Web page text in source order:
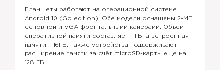
Планшеты работают на операционной системе
Android 10 (Go edition). Обе модели оснащены 2-МП
основной и VGA фронтальными камерами. Объем
оперативной памяти составляет 1 ГБ, а встроенная
памяти – 16ГБ. Также устройства поддерживают
расширение памяти за счёт microSD-карты еще на
128 ГБ.